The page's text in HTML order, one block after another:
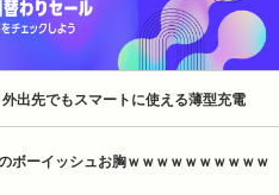
出先でもスマートに使える薄型充電
ボーイッシュお胸ｗｗｗｗｗｗｗｗｗｗ